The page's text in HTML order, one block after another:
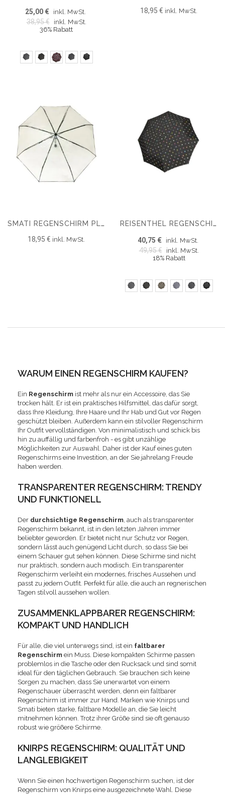
25,00 € inkl. MwSt.
38,95 €
inkl. MwSt.
36% Rabatt
18,95 € inkl. MwSt.
SMATI REGENSCHIRM PLIANT COMPACT
18,95 € inkl. MwSt.
REISENTHEL REGENSCHIRM POCKET DUOMATIC
40,75 € inkl. MwSt.
49,95 €
inkl. MwSt.
18% Rabatt
WARUM EINEN REGENSCHIRM KAUFEN?
Ein Regenschirm ist mehr als nur ein Accessoire, das Sie
trocken hält. Er ist ein praktisches Hilfsmittel, das dafür sorgt,
dass Ihre Kleidung, Ihre Haare und Ihr Hab und Gut vor Regen
geschützt bleiben. Außerdem kann ein stilvoller Regenschirm
Ihr Outfit vervollständigen. Von minimalistisch und schick bis
hin zu auffällig und farbenfroh - es gibt unzählige
Möglichkeiten zur Auswahl. Daher ist der Kauf eines guten
Regenschirms eine Investition, an der Sie jahrelang Freude
haben werden.
TRANSPARENTER REGENSCHIRM: TRENDY
UND FUNKTIONELL
Der durchsichtige Regenschirm , auch als transparenter
Regenschirm bekannt, ist in den letzten Jahren immer
beliebter geworden. Er bietet nicht nur Schutz vor Regen,
sondern lässt auch genügend Licht durch, so dass Sie bei
einem Schauer gut sehen können. Diese Schirme sind nicht
nur praktisch, sondern auch modisch. Ein transparenter
Regenschirm verleiht ein modernes, frisches Aussehen und
passt zu jedem Outfit. Perfekt für alle, die auch an regnerischen
Tagen stilvoll aussehen wollen.
ZUSAMMENKLAPPBARER REGENSCHIRM:
KOMPAKT UND HANDLICH
Für alle, die viel unterwegs sind, ist ein faltbarer
Regenschirm ein Muss. Diese kompakten Schirme passen
problemlos in die Tasche oder den Rucksack und sind somit
ideal für den täglichen Gebrauch. Sie brauchen sich keine
Sorgen zu machen, dass Sie unerwartet von einem
Regenschauer überrascht werden, denn ein faltbarer
Regenschirm ist immer zur Hand. Marken wie Knirps und
Smati bieten starke, faltbare Modelle an, die Sie leicht
mitnehmen können. Trotz ihrer Größe sind sie oft genauso
robust wie größere Schirme.
KNIRPS REGENSCHIRM: QUALITÄT UND
LANGLEBIGKEIT
Wenn Sie einen hochwertigen Regenschirm suchen, ist der
Regenschirm von Knirps eine ausgezeichnete Wahl. Diese